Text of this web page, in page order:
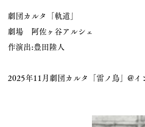
劇団カルタ「軌道」
劇場 阿佐ヶ谷アルシェ
作演出:豊田陸人
2025年11月劇団カルタ「雷ノ鳥」@